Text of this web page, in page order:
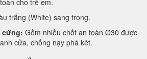
trắng (White) sang trọng.
cứng: Gồm nhiều chốt an toàn Ø30 được
cửa, chống nạy phá két.